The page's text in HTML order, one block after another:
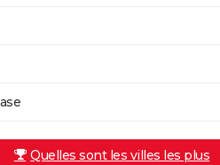
Quelles sont les villes les plus